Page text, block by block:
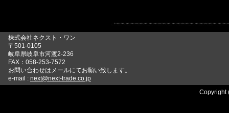
株式会社ネクスト・ワン
〒501-0105
岐阜県岐阜市河渡2-236
FAX：058-253-7572
お問い合わせはメールにてお願い致します。
e-mail : next@next-trade.co.jp
Copyright